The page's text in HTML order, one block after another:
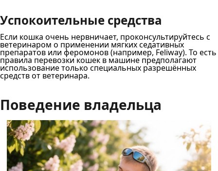
Успокоительные средства
Если кошка очень нервничает, проконсультируйтесь с
ветеринаром о применении мягких седативных
препаратов или феромонов (например, Feliway). То есть
правила перевозки кошек в машине предполагают
использование только специальных разрешённых
средств от ветеринара.
Поведение владельца